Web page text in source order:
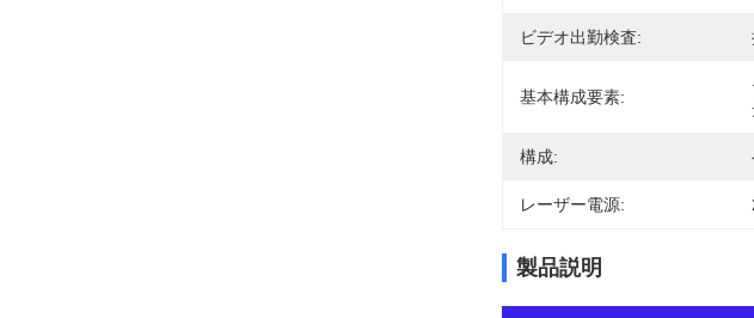
ビデオ出勤検査:
基本構成要素:
構成:
レーザー電源:
製品説明